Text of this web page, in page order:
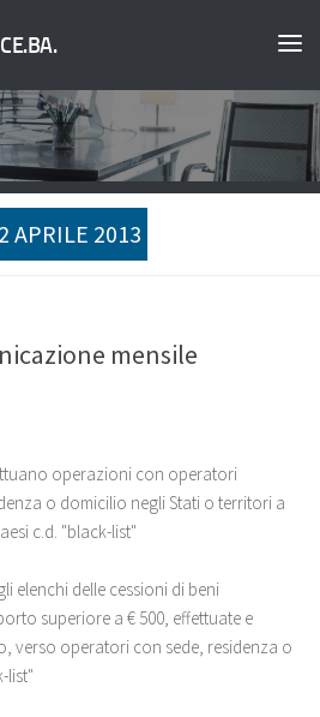
APRILE 2013
mensile
operazioni con operatori
o domicilio negli Stati o territori a
c.d. "black-list"
elenchi delle cessioni di beni
superiore a € 500, effettuate e
verso operatori con sede, residenza o
list"